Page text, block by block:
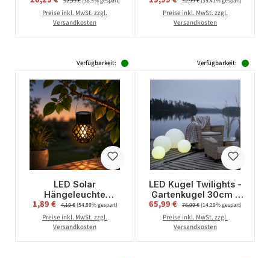
warmweiße LED - H:
27cm - Lichtsensor -
Preise inkl. MwSt. zzgl.
Versandkosten
Drahtlichterkette - D:
30cm - bernstein
Preise inkl. MwSt. zzgl.
Versandkosten
Verfügbarkeit:
LED Solar
Hängeleuchte
Feuerball -
Kugelleuchte mit
Flammeneffekt - H:
Verkaufspreis:
1,89 € Regulärer Preis:
4,19 €(54.89% gespart)
Preise inkl. MwSt. zzgl.
Versandkosten
Verfügbarkeit:
LED Kugel Twilights -
Gartenkugel 30cm -
RGB
Farbwechsel/feste
Farbe - Fernbedienung
Verkaufspreis:
65,99 € Regulärer Preis:
76,99 €(14.29% gespart)
Preise inkl. MwSt. zzgl.
Versandkosten